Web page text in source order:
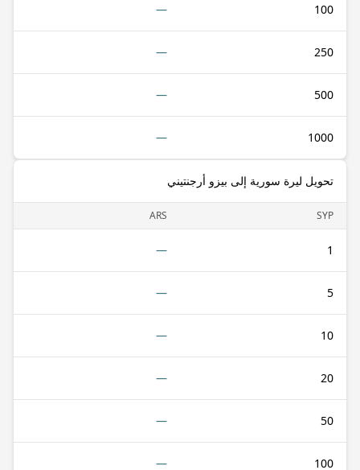
100
—
250
—
500
—
1000
—
تحويل ليرة سورية إلى بيزو أرجنتيني
SYP
ARS
1
—
5
—
10
—
20
—
50
—
100
—